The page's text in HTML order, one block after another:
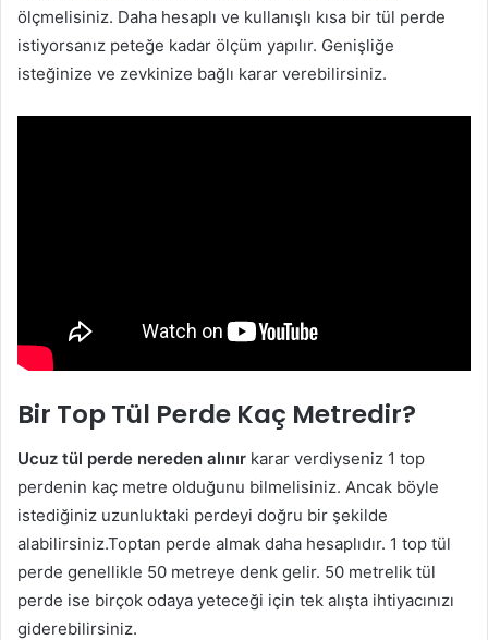
ölçmelisiniz. Daha hesaplı ve kullanışlı kısa bir tül perde
istiyorsanız peteğe kadar ölçüm yapılır. Genişliğe
isteğinize ve zevkinize bağlı karar verebilirsiniz.
Bir Top Tül Perde Kaç Metredir?
Ucuz tül perde nereden alınır karar verdiyseniz 1 top
perdenin kaç metre olduğunu bilmelisiniz. Ancak böyle
istediğiniz uzunluktaki perdeyi doğru bir şekilde
alabilirsiniz.Toptan perde almak daha hesaplıdır. 1 top tül
perde genellikle 50 metreye denk gelir. 50 metrelik tül
perde ise birçok odaya yeteceği için tek alışta ihtiyacınızı
giderebilirsiniz.